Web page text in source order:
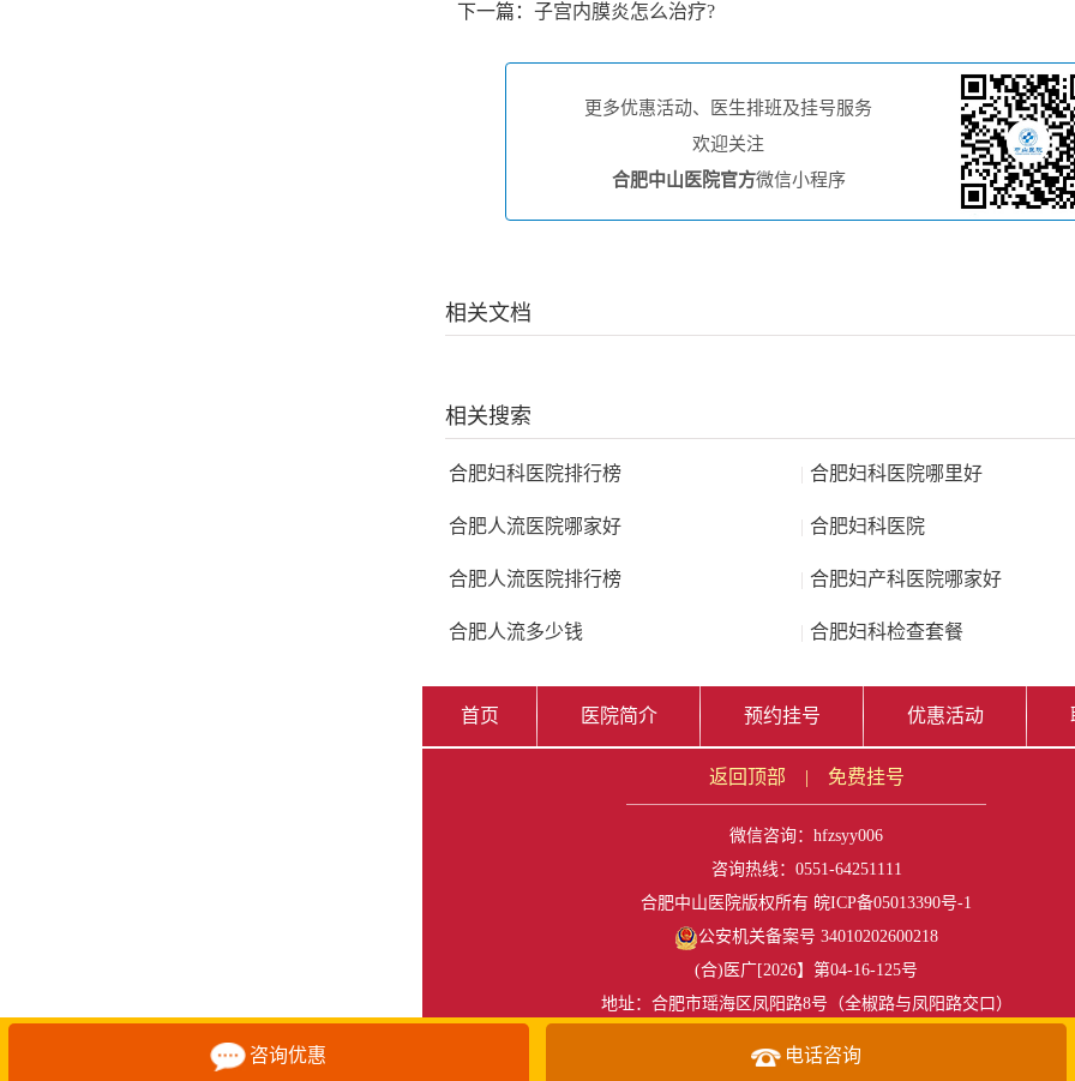
下一篇：子宫内膜炎怎么治疗?
更多优惠活动、医生排班及挂号服务
欢迎关注
合肥中山医院官方微信小程序
相关文档
相关搜索
合肥妇科医院排行榜 | 合肥妇科医院哪里好
合肥人流医院哪家好 | 合肥妇科医院
合肥人流医院排行榜 | 合肥妇产科医院哪家好
合肥人流多少钱 | 合肥妇科检查套餐
首页 医院简介 预约挂号 优惠活动
返回顶部 | 免费挂号
微信咨询： hfzsyy006
咨询热线：0551-64251111
合肥中山医院版权所有 皖ICP备05013390号-1
公安机关备案号 34010202600218
(合)医广[2026】第04-16-125号
地址：合肥市瑶海区凤阳路8号（全椒路与凤阳路交口）
咨询优惠 电话咨询